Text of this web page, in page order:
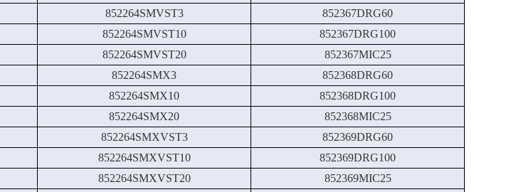
852264SMVST3
852367DRG60
852264SMVST10
852367DRG100
852264SMVST20
852367MIC25
852264SMX3
852368DRG60
852264SMX10
852368DRG100
852264SMX20
852368MIC25
852264SMXVST3
852369DRG60
852264SMXVST10
852369DRG100
852264SMXVST20
852369MIC25